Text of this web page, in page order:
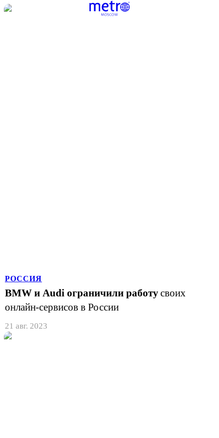
РОССИЯ
BMW и Audi ограничили работусвоих
онлайн-сервисов в России
21 авг. 2023